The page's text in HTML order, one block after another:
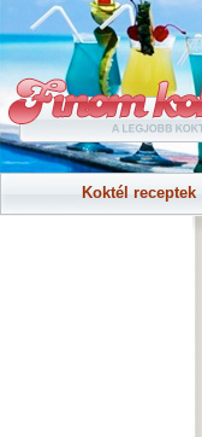
Koktél receptek